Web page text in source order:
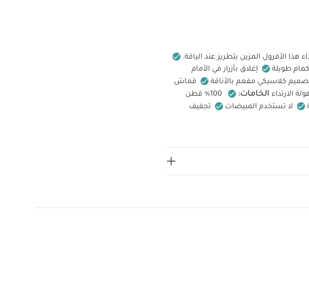
الأفرول المزين بتطريز عند الياقة.
طويلة
إغلاق بأزرار في الأمام
كلاسيكي مفعم بالأناقة
قماش
الارتداء الخامات:
لا تستخدم المبيضات
تجفيف